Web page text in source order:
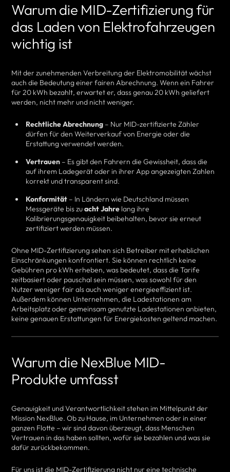
Warum die MID-Zertifizierung für
das Laden von Elektrofahrzeugen
wichtig ist
Mit der zunehmenden Verbreitung der Elektromobilität wächst
auch die Bedeutung einer fairen Abrechnung. Wenn ein Fahrer
für 20 kWh bezahlt, erwartet er, dass genau 20 kWh geliefert
werden, nicht mehr und nicht weniger.
Rechtliche Abrechnung – Nur MID-zertifizierte Zähler
dürfen für den Weiterverkauf von Energie oder die
Erstattung verwendet werden.
Vertrauen – Es gibt den Fahrern die Gewissheit, dass die
auf ihrem Ladegerät oder in ihrer App angezeigten Zahlen
korrekt und transparent sind.
Konformität – In Ländern wie Deutschland müssen
Messgeräte bis zuacht Jahre lang ihre
Kalibrierungsgenauigkeit beibehalten, bevor sie erneut
zertifiziert werden müssen.
Ohne MID-Zertifizierung sehen sich Betreiber mit erheblichen
Einschränkungen konfrontiert. Sie können rechtlich keine
Gebühren pro kWh erheben, was bedeutet, dass die Tarife
zeitbasiert oder pauschal sein müssen, was sowohl für den
Nutzer weniger fair als auch weniger energieeffizient ist.
Außerdem können Unternehmen, die Ladestationen am
Arbeitsplatz oder gemeinsam genutzte Ladestationen anbieten,
keine genauen Erstattungen für Energiekosten geltend machen.
Warum die NexBlue MID-
Produkte umfasst
Genauigkeit und Verantwortlichkeit stehen im Mittelpunkt der
Mission NexBlue. Ob zu Hause, im Unternehmen oder in einer
ganzen Flotte – wir sind davon überzeugt, dass Menschen
Vertrauen in das haben sollten, wofür sie bezahlen und was sie
dafür zurückbekommen.
Für uns ist die MID-Zertifizierung nicht nur eine technische